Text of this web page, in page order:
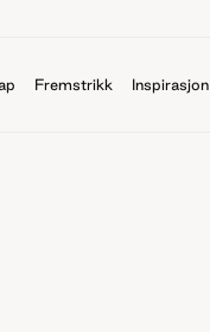
Fremstrikk Inspirasjon